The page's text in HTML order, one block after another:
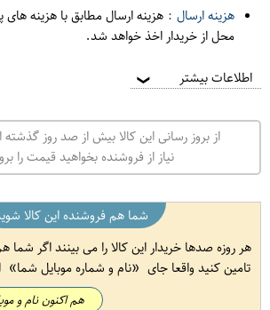
هزینه ارسال : هزینه ارسال مطابق با هزینه
محل از خریدار اخذ خواهد شد.
اطلاعات بیشتر ❯
از بروز رسانی این کالا بیش از صد روز
نیاز از فروشنده بخواهید قیمت را
شما هم فروشنده این کالا
هر روزه صدها خریدار این کالا را می بینند اگر شما
تامین کنید واقعا جای
نام و شماره موبایل شما
هم اکنون نام و